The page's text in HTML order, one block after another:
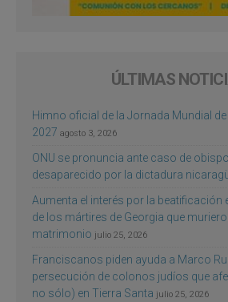
ÚLTIMAS
Himno oficial de la Jornada Mundial de
2027 agosto 3, 2026
ONU se pronuncia ante caso de
desaparecido por la dictadura
Aumenta el interés por la beatificación
de los mártires de Georgia que
matrimonio julio 25, 2026
Franciscanos piden ayuda a Marco
persecución de colonos judíos que
no sólo) en Tierra Santa julio 25, 2026